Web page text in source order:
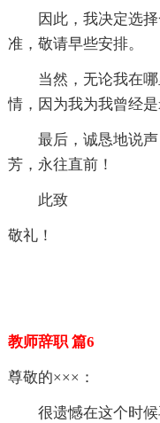
因此，我决定选择
准，敬请早些安排。
当然，无论我在哪
情，因为我为我曾经是
最后，诚恳地说声
芳，永往直前！
此致
敬礼！
教师辞职 篇6
尊敬的×××：
很遗憾在这个时候